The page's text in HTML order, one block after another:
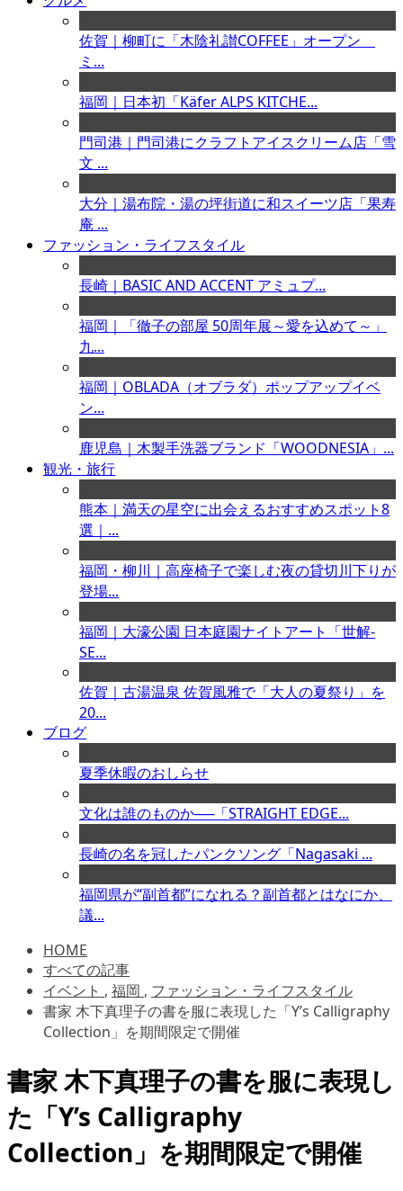
佐賀｜柳町に「木陰礼讃COFFEE」オープン
ミ...
福岡｜日本初「Käfer ALPS KITCHE...
門司港｜門司港にクラフトアイスクリーム店「雪
文 ...
大分｜湯布院・湯の坪街道に和スイーツ店「果寿
庵 ...
ファッション・ライフスタイル
長崎｜BASIC AND ACCENT アミュプ...
福岡｜「徹子の部屋 50周年展～愛を込めて～」
九...
福岡｜OBLADA（オブラダ）ポップアップイベ
ン...
鹿児島｜木製手洗器ブランド「WOODNESIA」...
観光・旅行
熊本｜満天の星空に出会えるおすすめスポット8
選｜...
福岡・柳川｜高座椅子で楽しむ夜の貸切川下りが
登場...
福岡｜大濠公園 日本庭園ナイトアート「世解-
SE...
佐賀｜古湯温泉 佐賀風雅で「大人の夏祭り」を
20...
ブログ
夏季休暇のおしらせ
文化は誰のものか──「STRAIGHT EDGE...
長崎の名を冠したパンクソング「Nagasaki ...
福岡県が“副首都”になれる？副首都とはなにか、
議...
HOME
すべての記事
イベント , 福岡 , ファッション・ライフスタイル
書家 木下真理子の書を服に表現した「Y’s Calligraphy
Collection」を期間限定で開催
書家 木下真理子の書を服に表現し
た「Y’s Calligraphy
Collection」を期間限定で開催